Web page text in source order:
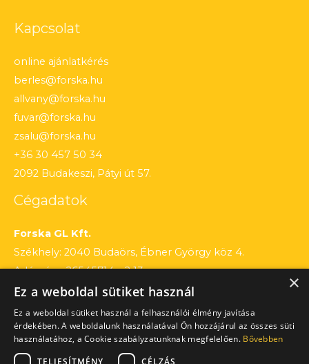
Kapcsolat
online ajánlatkérés
berles@forska.hu
allvany@forska.hu
fuvar@forska.hu
zsalu@forska.hu
+36 30 457 50 34
2092 Budakeszi, Pátyi út 57.
Cégadatok
Forska GL Kft.
Székhely: 2040 Budaörs, Ébner György köz 4.
Adószám: 26545714 – 2 13
Cégjegyzékszám: 13 – 09 – 195803
Számlaszám: 12010154 – 01660751 – 00100001
×
Ez a weboldal sütiket használ
Ez a weboldal sütiket használ a felhasználói élmény javítása
érdekében. A weboldalunk használatával Ön hozzájárul az összes süti
használatához, a Cookie szabályzatunknak megfelelően. Bővebben
TELJESÍTMÉNY
CÉLZÁS